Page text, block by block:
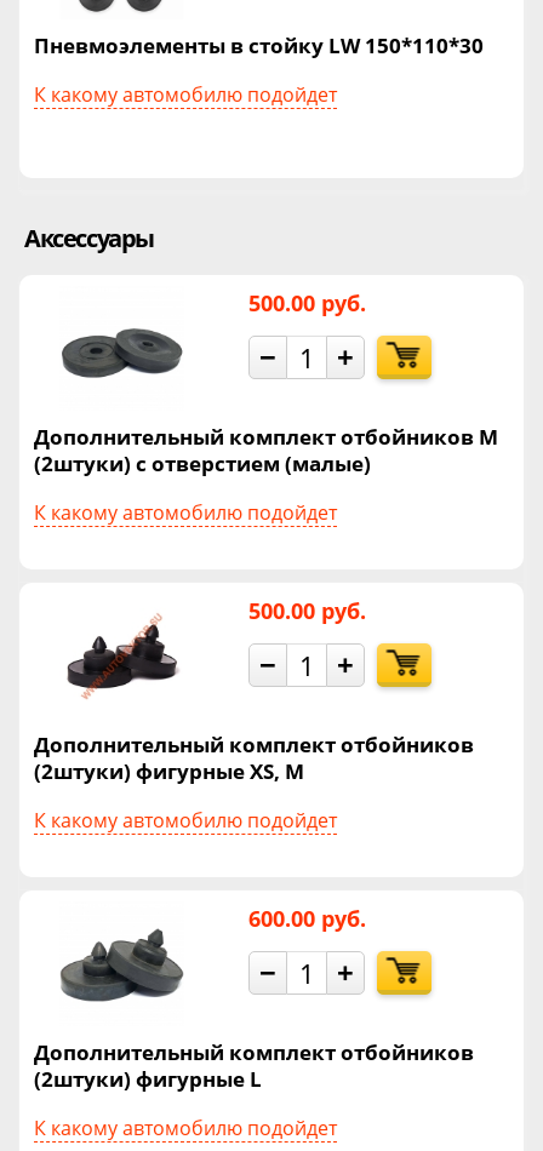
Пневмоэлементы в стойку LW 150*110*30
К какому автомобилю подойдет
Аксессуары
500.00 руб.
− +
Дополнительный комплект отбойников М
(2штуки) с отверстием (малые)
К какому автомобилю подойдет
500.00 руб.
− +
Дополнительный комплект отбойников
(2штуки) фигурные XS, М
К какому автомобилю подойдет
600.00 руб.
− +
Дополнительный комплект отбойников
(2штуки) фигурные L
К какому автомобилю подойдет